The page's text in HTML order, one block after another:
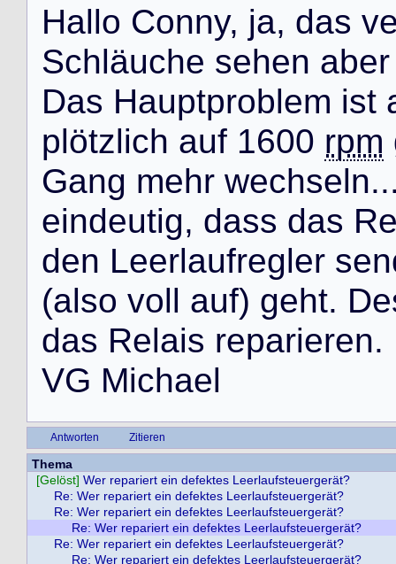
Hallo Conny, ja, das v
Schläuche sehen aber
Das Hauptproblem ist
plötzlich auf 1600 rpm
Gang mehr wechseln..
eindeutig, dass das R
den Leerlaufregler sen
(also voll auf) geht. De
das Relais reparieren.
VG Michael
Antworten Zitieren
Thema
[Gelöst] Wer repariert ein defektes Leerlaufsteuergerät?
Re: Wer repariert ein defektes Leerlaufsteuergerät?
Re: Wer repariert ein defektes Leerlaufsteuergerät?
Re: Wer repariert ein defektes Leerlaufsteuergerät?
Re: Wer repariert ein defektes Leerlaufsteuergerät?
Re: Wer repariert ein defektes Leerlaufsteuergerät?